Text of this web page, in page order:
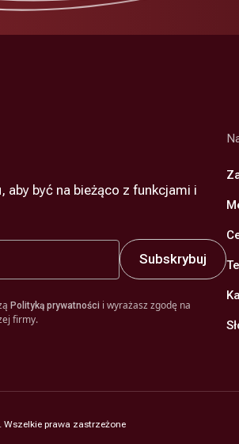
aby być na bieżąco z funkcjami i
Polityką prywatności i wyrażasz zgodę na
firmy.
prawa zastrzeżone